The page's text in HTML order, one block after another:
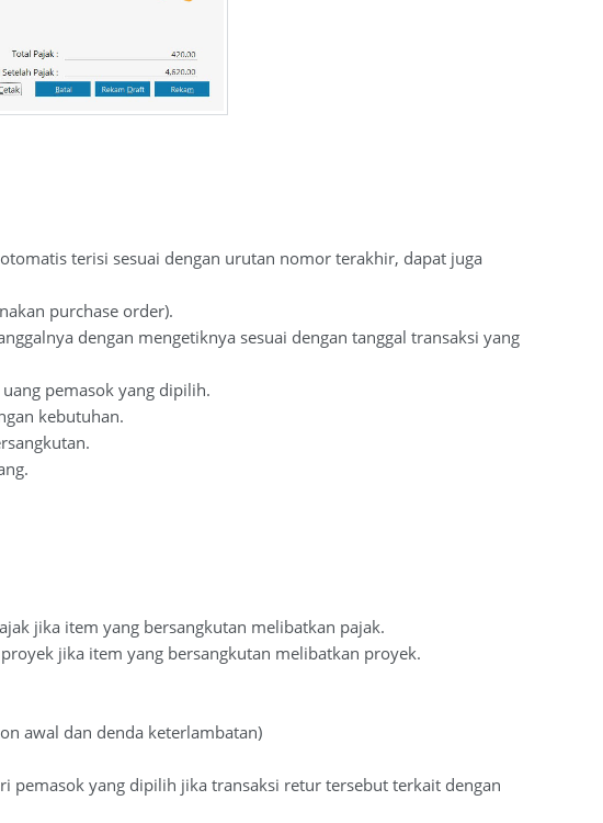
terisi sesuai dengan urutan nomor terakhir, dapat juga
purchase order).
dengan mengetiknya sesuai dengan tanggal transaksi yang
pemasok yang dipilih.
kebutuhan.
jika item yang bersangkutan melibatkan pajak.
jika item yang bersangkutan melibatkan proyek.
awal dan denda keterlambatan)
yang dipilih jika transaksi retur tersebut terkait dengan